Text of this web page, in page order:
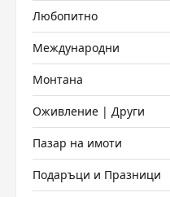
Любопитно
Международни
Монтана
Оживление | Други
Пазар на имоти
Подаръци и Празници